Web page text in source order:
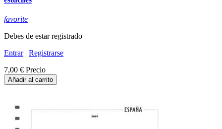
favorite
Debes de estar registrado
Entrar| Registrarse
7,00 € Precio
Añadir al carrito